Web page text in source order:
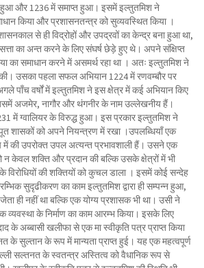
और 1236 में समाप्त हुआ। इसमें इल्तुतमिश ने
किया और प्रशासनतन्त्र को सुव्यवस्थित किया ।
से ही विद्रोहों और उपद्रवों का केन्द्र बना हुआ था,
का अन्त करने के लिए संघर्ष छेड़े हुए थे। अपने संक्षिप्त
का समाधान करने में असमर्थ रहा था । अतः इल्तुतमिश ने
की। उसका पहला सफल अभियान 1224 में रणवम्बौर पर
पाँच वर्षों में इल्तुतमिश ने इस क्षेत्र में कई अभियान किए
अजमेर, नागौर और थंगनीर के नाम उल्लेखनीय हैं।
में ग्वालियर के विरुद्ध हुआ। इस प्रकार इल्तुतमिश ने
शासकों को अपने नियन्त्रण में रखा ।उपलब्धियाँ एक
की उपरोक्त उपल अत्यन्त प्रभावशाली हैं। उसने एक
न केवल शक्ति और प्रदान की बल्कि उसके क्षेत्रों में भी
विरोधियों की शक्तियों को कुचल डाला । इसमें कोई सन्देह
सुदृढीकरण का काम इल्तुतमिश द्वारा ही सम्पन्न हुआ,
ही नहीं था बल्कि एक योग्य प्रशासक भी था। उसी ने
व्यवस्था के निर्माण का काम आरम्भ किया। इसके लिए
के अब्बासी खलीफा से एक मा स्वीकृति पत्र प्राप्त किया
के सुल्तान के रूप में मान्यता प्राप्त हुई। यह एक महत्वपूर्ण
सल्तनत के स्वतन्त्र अस्तित्व को वैधानिक रूप से